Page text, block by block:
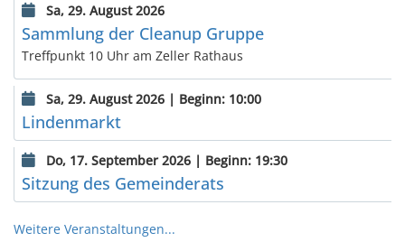
Sa, 29. August 2026
Sammlung der Cleanup Gruppe
Treffpunkt 10 Uhr am Zeller Rathaus
Sa, 29. August 2026 | Beginn: 10:00
Lindenmarkt
Do, 17. September 2026 | Beginn: 19:30
Sitzung des Gemeinderats
Weitere Veranstaltungen...